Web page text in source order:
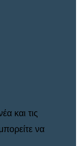
και τις
να